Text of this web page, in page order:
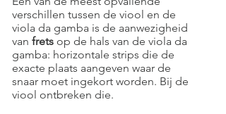
verschillen tussen de viool en de
viola da gamba is de aanwezigheid
van frets op de hals van de viola da
gamba: horizontale strips die de
exacte plaats aangeven waar de
snaar moet ingekort worden. Bij de
viool ontbreken die.